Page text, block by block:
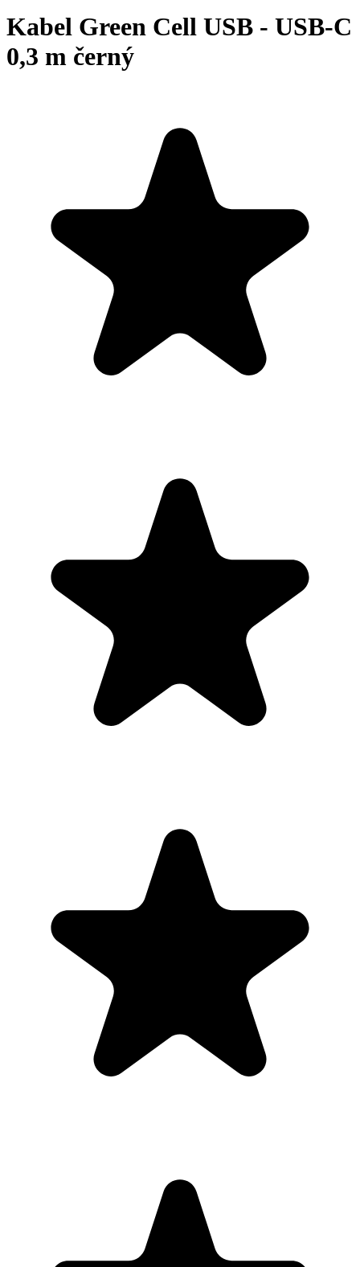
Kabel Green Cell USB - USB-C
0,3 m černý